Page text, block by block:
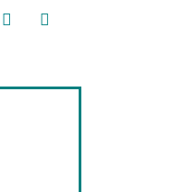
threads goodreads